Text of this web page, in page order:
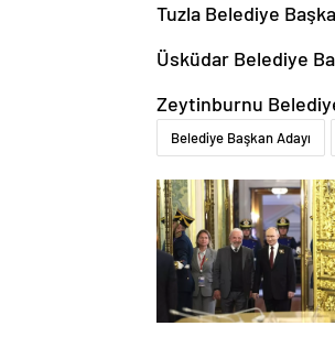
Tuzla Belediye
Üsküdar Belediye
Zeytinburnu
Belediye Başkan Adayı